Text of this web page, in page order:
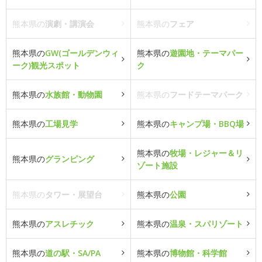
熊本県の演劇・講演会 熊本県のフェア
熊本県のGW(ゴールデンウィ
ーク)観光スポット
熊本県の遊園地・テーマパー
ク
熊本県の水族館・動物園 熊本県のフードテーマパーク
熊本県の工場見学 熊本県のキャンプ場・BBQ場
熊本県のグランピング
熊本県の牧場・レジャー＆リ
ゾート施設
熊本県のタワー・展望台 熊本県の公園
熊本県のアスレチック 熊本県の温泉・スパリゾート
熊本県の道の駅・SA/PA 熊本県の博物館・科学館